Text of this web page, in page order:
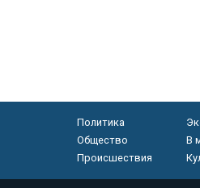
Политика
Общество
В
Происшествия